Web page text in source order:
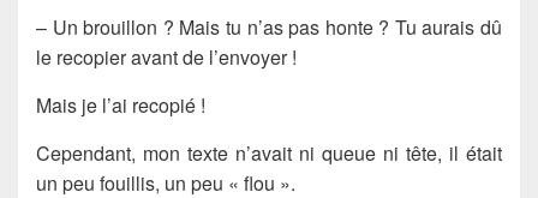
– Un brouillon ? Mais tu n’as pas honte ? Tu aurais dû
le recopier avant de l’envoyer !
Mais je l’ai recopié !
Cependant, mon texte n’avait ni queue ni tête, il était
un peu fouillis, un peu « flou ».